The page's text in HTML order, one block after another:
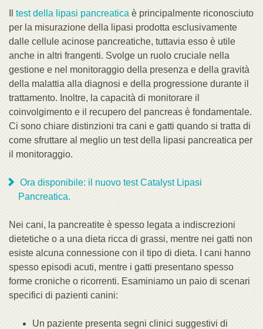
test della lipasi pancreatica è principalmente riconosciuto
per la misurazione della lipasi prodotta esclusivamente
dalle cellule acinose pancreatiche, tuttavia esso è utile
anche in altri frangenti. Svolge un ruolo cruciale nella
gestione e nel monitoraggio della presenza e della gravità
della malattia alla diagnosi e della progressione durante il
trattamento. Inoltre, la capacità di monitorare il
coinvolgimento e il recupero del pancreas è fondamentale.
Ci sono chiare distinzioni tra cani e gatti quando si tratta di
come sfruttare al meglio un test della lipasi pancreatica per
il monitoraggio.
Ora disponibile: il nuovo test Catalyst Lipasi
Pancreatica.
Nei cani, la pancreatite è spesso legata a indiscrezioni
dietetiche o a una dieta ricca di grassi, mentre nei gatti non
esiste alcuna connessione con il tipo di dieta. I cani hanno
spesso episodi acuti, mentre i gatti presentano spesso
forme croniche o ricorrenti. Esaminiamo un paio di scenari
specifici di pazienti canini:
Un paziente presenta segni clinici suggestivi di